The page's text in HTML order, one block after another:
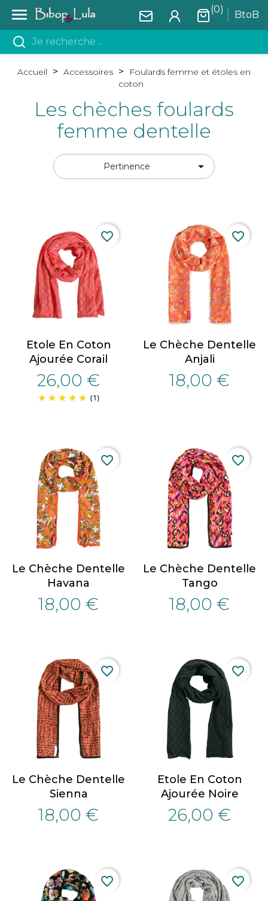
 BtoB
(0)
Accueil Accessoires
Foulards femme et étoles en
coton
Les chèches foulards
femme dentelle
Pertinence 
Etole En Coton
Ajourée Corail
26,00 €
(1)
favorite_border
Le Chèche Dentelle
Anjali
18,00 €
favorite_border
Le Chèche Dentelle
Havana
18,00 €
favorite_border
Le Chèche Dentelle
Tango
18,00 €
favorite_border
Le Chèche Dentelle
Sienna
18,00 €
favorite_border
Etole En Coton
Ajourée Noire
26,00 €
favorite_border
favorite_border favorite_border